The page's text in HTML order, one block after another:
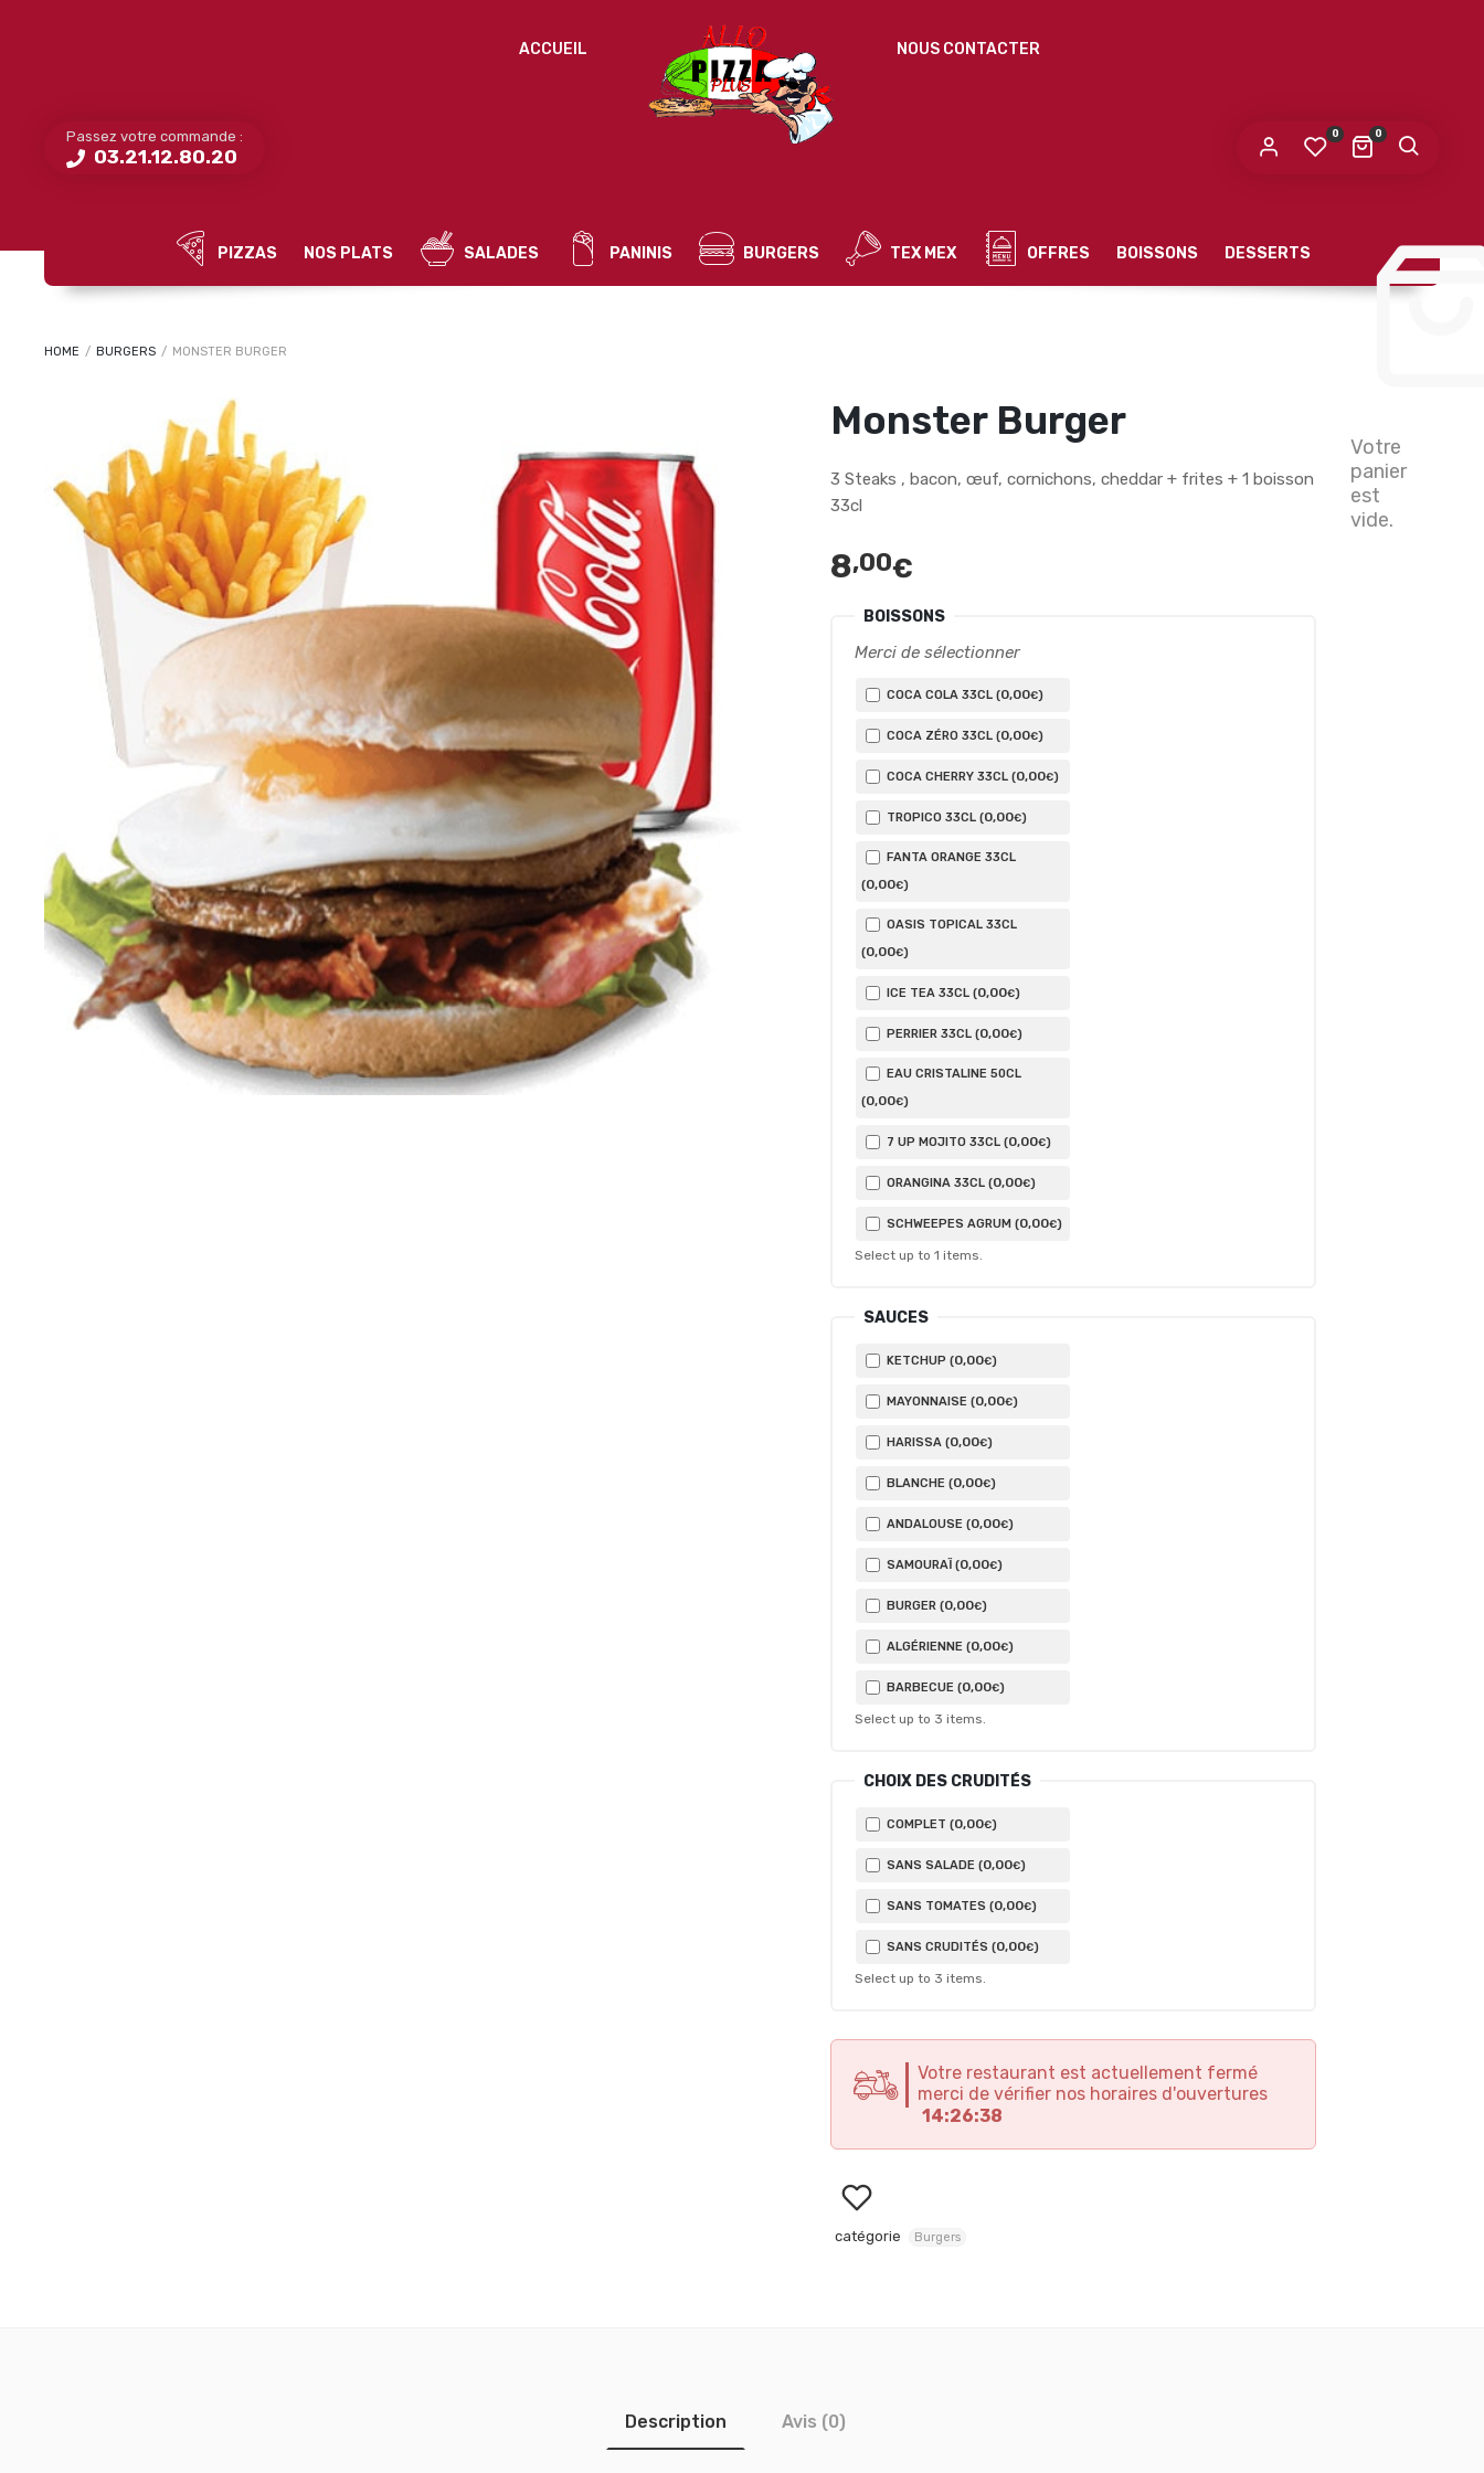
NOUS CONTACTER
ACCUEIL
Passez votre commande :
03.21.12.80.20
0
Votre
panier
est
vide.
0
Mot de passe perdu ?
Un mot de passe sera envoyé vers votre adresse
S’ENREGISTRER
PIZZAS NOS PLATS SALADES PANINIS BURGERS TEX MEX OFFRES BOISSONS DESSERTS
HOME / BURGERS / MONSTER BURGER
Monster Burger
3 Steaks , bacon, œuf, cornichons, cheddar + frites + 1 boisson
33cl
8,00€
BOISSONS
Merci de sélectionner
COCA COLA 33CL (0,00€)
COCA ZÉRO 33CL (0,00€)
COCA CHERRY 33CL (0,00€)
TROPICO 33CL (0,00€)
FANTA ORANGE 33CL
(0,00€)
OASIS TOPICAL 33CL
(0,00€)
ICE TEA 33CL (0,00€)
PERRIER 33CL (0,00€)
EAU CRISTALINE 50CL
(0,00€)
7 UP MOJITO 33CL (0,00€)
ORANGINA 33CL (0,00€)
SCHWEEPES AGRUM (0,00€)
Select up to 1 items.
SAUCES
KETCHUP (0,00€)
MAYONNAISE (0,00€)
HARISSA (0,00€)
BLANCHE (0,00€)
ANDALOUSE (0,00€)
SAMOURAÏ (0,00€)
BURGER (0,00€)
ALGÉRIENNE (0,00€)
BARBECUE (0,00€)
Select up to 3 items.
CHOIX DES CRUDITÉS
COMPLET (0,00€)
SANS SALADE (0,00€)
SANS TOMATES (0,00€)
SANS CRUDITÉS (0,00€)
Select up to 3 items.
Votre restaurant est actuellement fermé
merci de vérifier nos horaires d'ouvertures
14:26:37
catégorie Burgers
Description Avis (0)